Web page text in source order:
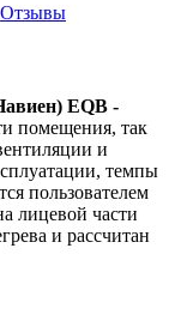
Отзывы
EQB -
помещения, так
и
темпы
пользователем
лицевой части
и рассчитан